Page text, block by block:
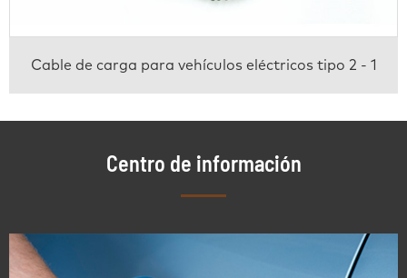
Cable de carga para vehículos eléctricos tipo 2 - 1
Centro de información